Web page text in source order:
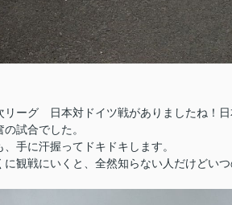
ーグ 日本対ドイツ戦がありましたね！日
試合でした。
手に汗握ってドキドキします。
観戦にいくと、全然知らない人だけどい